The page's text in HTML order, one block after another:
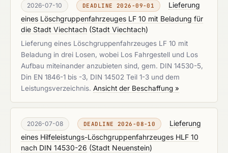
2026-07-10 DEADLINE 2026-09-01
Lieferung
eines Löschgruppenfahrzeuges LF 10 mit Beladung für
die Stadt Viechtach (Stadt Viechtach)
Lieferung eines Löschgruppenfahrzeuges LF 10 mit
Beladung in drei Losen, wobei Los Fahrgestell und Los
Aufbau miteinander anzubieten sind, gem. DIN 14530-5,
Din EN 1846-1 bis -3, DIN 14502 Teil 1-3 und dem
Leistungsverzeichnis. Ansicht der Beschaffung »
2026-07-08 DEADLINE 2026-08-10
Lieferung
eines Hilfeleistungs-Löschgruppenfahrzeuges HLF 10
nach DIN 14530-26 (Stadt Neuenstein)